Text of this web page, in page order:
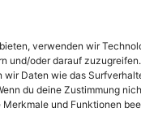
verwenden wir
und/oder darauf
Daten wie das
du deine Zustimmung
und Funktionen